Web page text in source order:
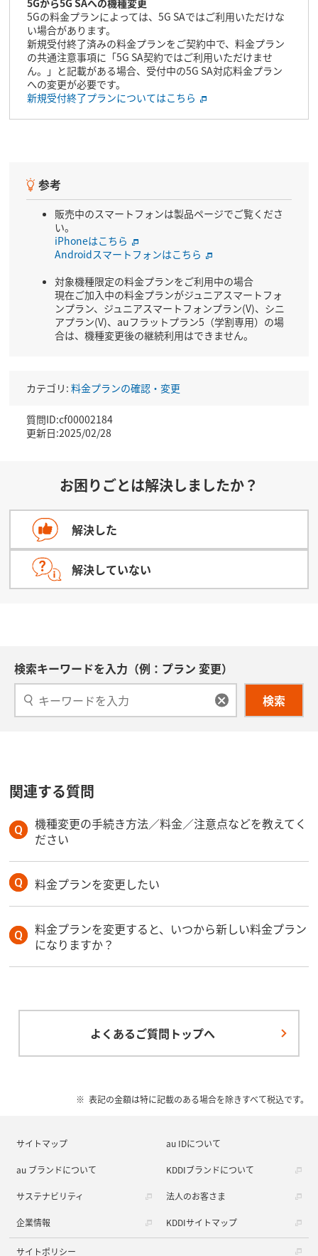
5Gから5G SAへの機種変更
5Gの料金プランによっては、5G SAではご利用いただけな
い場合があります。
新規受付終了済みの料金プランをご契約中で、料金プラン
の共通注意事項に「5G SA契約ではご利用いただけませ
ん。」と記載がある場合、受付中の5G SA対応料金プラン
への変更が必要です。
新規受付終了プランについてはこちら
参考
販売中のスマートフォンは製品ページでご覧くださ
い。
iPhoneはこちら
Androidスマートフォンはこちら
対象機種限定の料金プランをご利用中の場合
現在ご加入中の料金プランがジュニアスマートフォ
ンプラン、ジュニアスマートフォンプラン(V)、シニ
アプラン(V)、auフラットプラン5（学割専用）の場
合は、機種変更後の継続利用はできません。
カテゴリ: 料金プランの確認・変更
質問ID:cf00002184
更新日:2025/02/28
お困りごとは解決しましたか？
解決した
解決していない
検索キーワードを入力（例：プラン 変更）
検索
関連する質問
機種変更の手続き方法／料金／注意点などを教えてく
ださい
料金プランを変更したい
料金プランを変更すると、いつから新しい料金プラン
になりますか？
よくあるご質問トップへ
表記の金額は特に記載のある場合を除きすべて税込です。
サイトマップ au IDについて
au ブランドについて KDDIブランドについて
サステナビリティ 法人のお客さま
企業情報 KDDIサイトマップ
サイトポリシー